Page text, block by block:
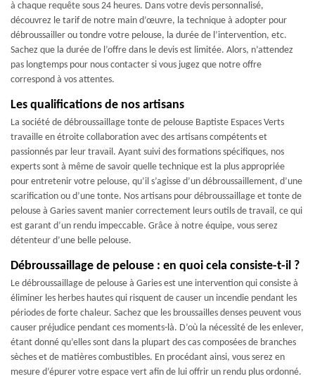
à chaque requête sous 24 heures. Dans votre devis personnalisé,
découvrez le tarif de notre main d’œuvre, la technique à adopter pour
débroussailler ou tondre votre pelouse, la durée de l’intervention, etc.
Sachez que la durée de l’offre dans le devis est limitée. Alors, n’attendez
pas longtemps pour nous contacter si vous jugez que notre offre
correspond à vos attentes.
Les qualifications de nos artisans
La société de débroussaillage tonte de pelouse Baptiste Espaces Verts
travaille en étroite collaboration avec des artisans compétents et
passionnés par leur travail. Ayant suivi des formations spécifiques, nos
experts sont à même de savoir quelle technique est la plus appropriée
pour entretenir votre pelouse, qu’il s’agisse d’un débroussaillement, d’une
scarification ou d’une tonte. Nos artisans pour débroussaillage et tonte de
pelouse à Garies savent manier correctement leurs outils de travail, ce qui
est garant d’un rendu impeccable. Grâce à notre équipe, vous serez
détenteur d’une belle pelouse.
Débroussaillage de pelouse : en quoi cela consiste-t-il ?
Le débroussaillage de pelouse à Garies est une intervention qui consiste à
éliminer les herbes hautes qui risquent de causer un incendie pendant les
périodes de forte chaleur. Sachez que les broussailles denses peuvent vous
causer préjudice pendant ces moments-là. D’où la nécessité de les enlever,
étant donné qu’elles sont dans la plupart des cas composées de branches
sèches et de matières combustibles. En procédant ainsi, vous serez en
mesure d’épurer votre espace vert afin de lui offrir un rendu plus ordonné.